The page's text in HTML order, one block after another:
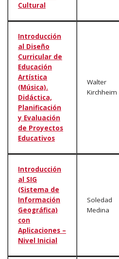
Cultural
Introducción
al Diseño
Curricular de
Educación
Artística
(Música).
Didáctica,
Planificación
y Evaluación
de Proyectos
Educativos
Walter
Kirchheim
Introducción
al SIG
(Sistema de
Información
Geográfica)
con
Aplicaciones –
Nivel Inicial
Soledad
Medina